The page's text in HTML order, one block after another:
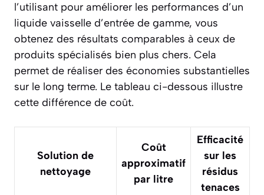
l’utilisant pour améliorer les performances d’un
liquide vaisselle d’entrée de gamme, vous
obtenez des résultats comparables à ceux de
produits spécialisés bien plus chers. Cela
permet de réaliser des économies substantielles
sur le long terme. Le tableau ci-dessous illustre
cette différence de coût.
Solution de
nettoyage
Coût
approximatif
par litre
Efficacité
sur les
résidus
tenaces